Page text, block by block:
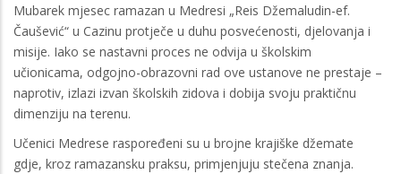
Mubarek mjesec ramazan u Medresi „Reis Džemaludin-ef.
Čaušević“ u Cazinu protječe u duhu posvećenosti, djelovanja i
misije. Iako se nastavni proces ne odvija u školskim
učionicama, odgojno-obrazovni rad ove ustanove ne prestaje –
naprotiv, izlazi izvan školskih zidova i dobija svoju praktičnu
dimenziju na terenu.
Učenici Medrese raspoređeni su u brojne krajiške džemate
gdje, kroz ramazansku praksu, primjenjuju stečena znanja.